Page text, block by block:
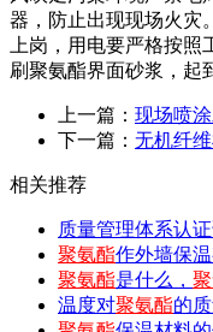
器，防止出现现场火灾
上岗，用电要严格按
刷聚氨酯界面砂浆，起
上一篇： 现场喷
下一篇： 无机纤
相关推荐
质量管理体系认
聚氨酯作外墙保
聚氨酯是什么，
温度对聚氨酯的